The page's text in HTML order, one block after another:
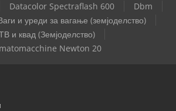
Datacolor Spectraflash 600
Dbm
и уреди за вагање (земјоделство)
и квад (Земјоделство)
Newton 20